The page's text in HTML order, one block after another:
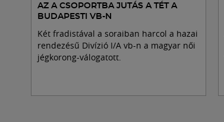
AZ A CSOPORTBA JUTÁS A TÉT A
BUDAPESTI VB-N
Két fradistával a soraiban harcol a hazai
rendezésű Divízió I/A vb-n a magyar női
jégkorong-válogatott.